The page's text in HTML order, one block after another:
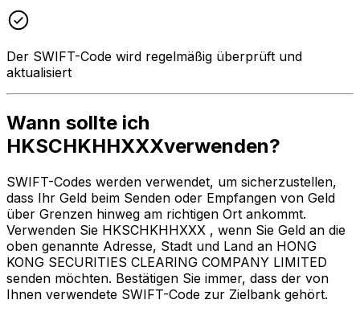
Der SWIFT-Code wird regelmäßig überprüft und
aktualisiert
Wann sollte ich
HKSCHKHHXXXverwenden?
SWIFT-Codes werden verwendet, um sicherzustellen,
dass Ihr Geld beim Senden oder Empfangen von Geld
über Grenzen hinweg am richtigen Ort ankommt.
Verwenden Sie HKSCHKHHXXX , wenn Sie Geld an die
oben genannte Adresse, Stadt und Land an HONG
KONG SECURITIES CLEARING COMPANY LIMITED
senden möchten. Bestätigen Sie immer, dass der von
Ihnen verwendete SWIFT-Code zur Zielbank gehört.